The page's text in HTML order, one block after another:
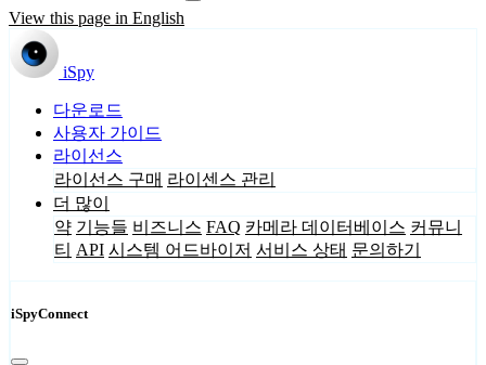
View this page in English
iSpy
다운로드
사용자 가이드
라이선스
라이선스 구매 라이센스 관리
더 많이
약 기능들 비즈니스 FAQ 카메라 데이터베이스 커뮤니
티 API 시스템 어드바이저 서비스 상태 문의하기
iSpyConnect